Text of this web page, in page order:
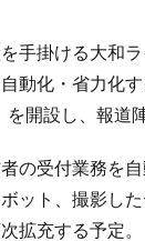
手掛ける大和
動化・省力化
開設し、報道
の受付業務を
ット、撮影し
拡充する予定。